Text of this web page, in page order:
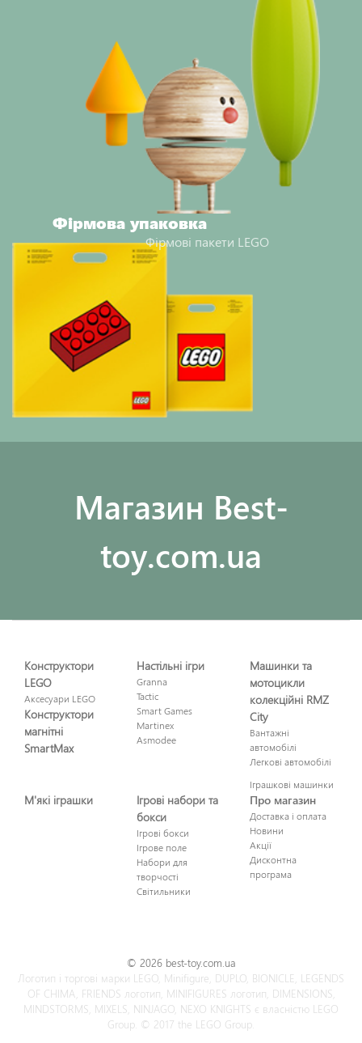
Фірмова упаковка
Фірмові пакети LEGO
Maгазин Best-
toy.com.ua
Конструктори
LEGO
Аксесуари LEGO
Конструктори
магнітні
SmartMax
Настільні ігри
Granna
Tactic
Smart Games
Martinex
Asmodee
Машинки та
мотоцикли
колекційні RMZ
City
Вантажні
автомобілі
Легкові автомобілі
Іграшкові машинки
М'які іграшки
Ігрові набори та
бокси
Ігрові бокси
Ігрове поле
Набори для
творчості
Світильники
Про магазин
Доставка і оплата
Новини
Акції
Дисконтна
програма
© 2026 best-toy.com.ua
Логотип і торгові марки LEGO, Minifigure, DUPLO, BIONICLE, LEGENDS
OF CHIMA, FRIENDS логотип, MINIFIGURES логотип, DIMENSIONS,
MINDSTORMS, MIXELS, NINJAGO, NEXO KNIGHTS є власністю LEGO
Group. © 2017 the LEGO Group.